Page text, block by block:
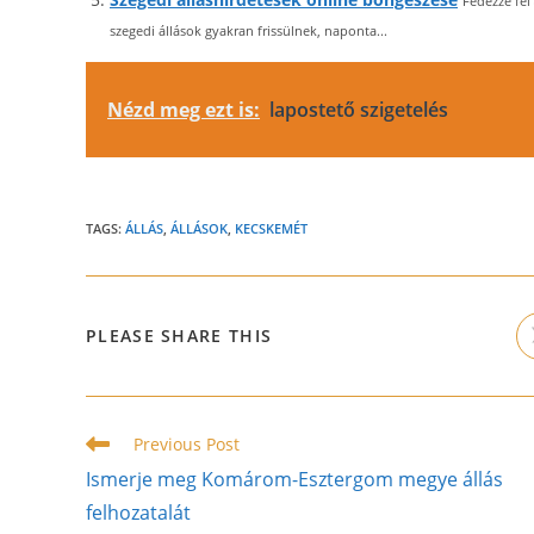
szegedi állások gyakran frissülnek, naponta...
Nézd meg ezt is: lapostető szigetelés
TAGS: ÁLLÁS, ÁLLÁSOK, KECSKEMÉT
PLEASE SHARE THIS
Read
articles
Previous Post
Ismerje meg Komárom-Esztergom megye állás
felhozatalát